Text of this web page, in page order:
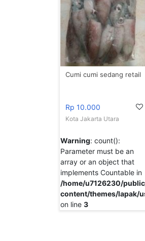
Cumi cumi sedang retail
Rp 10.000
Kota Jakarta Utara
Warning: count():
Parameter must be an
array or an object that
implements Countable in
/home/u7126230/
content/themes/lapak/
on line 3